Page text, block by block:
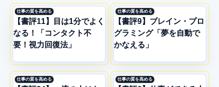
仕事の質を高める
【書評11】目は1分でよく
なる！「コンタクト不
要！視力回復法」
仕事の質を高める
【書評9】ブレイン・プロ
グラミング「夢を自動で
かなえる」
仕事の質を高める 仕事の質を高める